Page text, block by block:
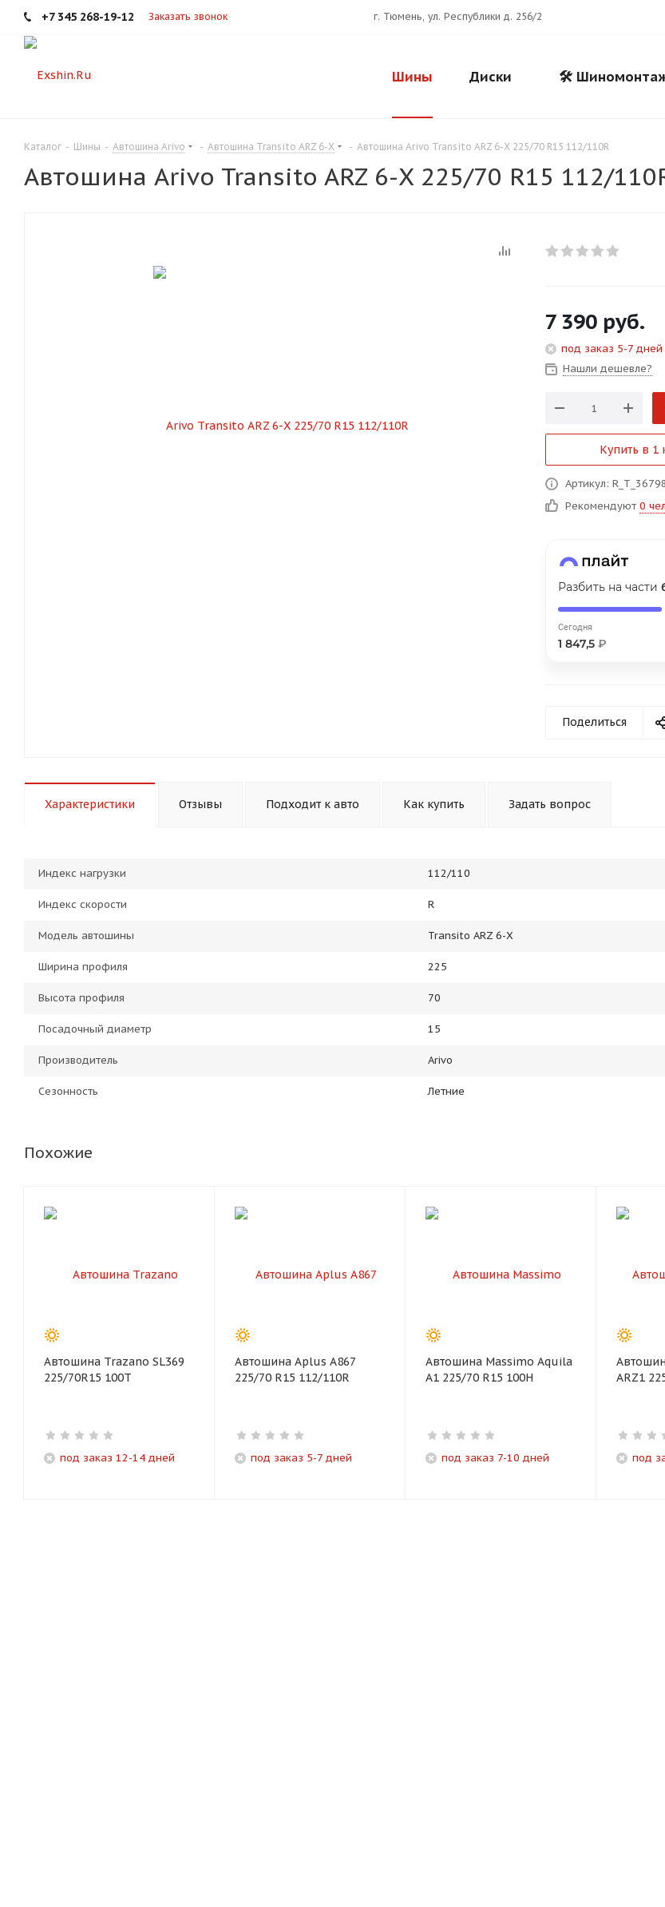
+7 345 268-19-12 Заказать звонок г. Тюмень, ул. Республики д. 256/2
Шины Диски 🛠️
Каталог - Шины - Автошина Arivo - Автошина Transito ARZ 6-X - Автошина Arivo Transito ARZ 6-X 225/70 R15 112/110R
Автошина Arivo Transito ARZ 6-X 225/70 R15 112/
7 390 руб.
под заказ 5-7 дней
Нашли дешевле?
Купить в 1
Артикул:
Рекомендуют 0
Разбить на части
Сегодня
1 847,5 ₽
Поделиться
Характеристики Отзывы Подходит к авто Как купить Задать вопрос
Индекс нагрузки 112/110
Индекс скорости R
Модель автошины Transito ARZ 6-X
Ширина профиля 225
Высота профиля 70
Посадочный диаметр 15
Производитель Arivo
Сезонность Летние
Похожие
Автошина Trazano SL369
225/70R15 100T
под заказ 12-14 дней
Автошина Aplus A867
225/70 R15 112/110R
под заказ 5-7 дней
Автошина Massimo Aquila
A1 225/70 R15 100H
под заказ 7-10 дней
ARZ1
под
без переплат
График платежей
в корзину
с вашей карты
% каждые 2 недели
Подробнее